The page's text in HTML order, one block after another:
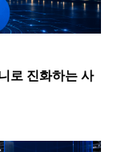
로 진화하는 사